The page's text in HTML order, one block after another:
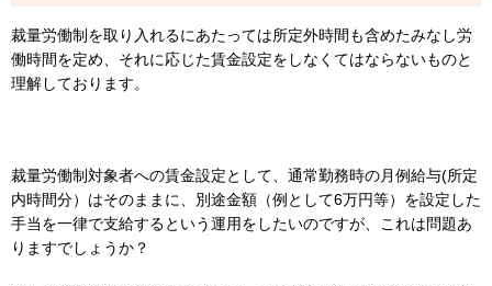
裁量労働制を取り入れるにあたっては所定外時間も含めたみなし労
働時間を定め、それに応じた賃金設定をしなくてはならないものと
理解しております。
裁量労働制対象者への賃金設定として、通常勤務時の月例給与(所定
内時間分）はそのままに、別途金額（例として6万円等）を設定した
手当を一律で支給するという運用をしたいのですが、これは問題あ
りますでしょうか？